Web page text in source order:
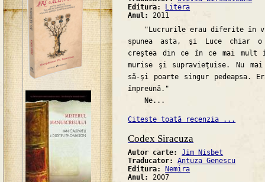
Editura:
Litera
Anul:2011
"Lucrurile erau diferite în
spunea asta, şi Luce chiar
creştea din ce în ce mai mult
murise şi supravieţuise. Nu
să-şi poarte singur pedeapsa.
împreună."
Ne...
Citeste toată recenzia ...
Codex Siracuza
Autor carte:Jim Nisbet
Traducator:Antuza Genescu
Editura:
Nemira
Anul:2007